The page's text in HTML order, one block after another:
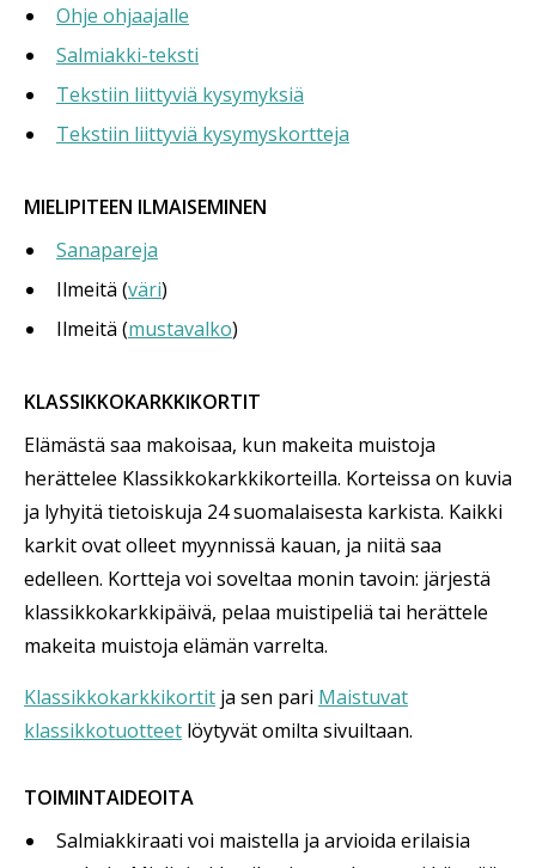
Ohje ohjaajalle
Salmiakki-teksti
Tekstiin liittyviä kysymyksiä
Tekstiin liittyviä kysymyskortteja
MIELIPITEEN ILMAISEMINEN
Sanapareja
Ilmeitä (väri)
Ilmeitä (mustavalko)
KLASSIKKOKARKKIKORTIT
Elämästä saa makoisaa, kun makeita muistoja
herättelee Klassikkokarkkikorteilla. Korteissa on kuvia
ja lyhyitä tietoiskuja 24 suomalaisesta karkista. Kaikki
karkit ovat olleet myynnissä kauan, ja niitä saa
edelleen. Kortteja voi soveltaa monin tavoin: järjestä
klassikkokarkkipäivä, pelaa muistipeliä tai herättele
makeita muistoja elämän varrelta.
Klassikkokarkkikortit ja sen pari Maistuvat
klassikkotuotteet löytyvät omilta sivuiltaan.
TOIMINTAIDEOITA
Salmiakkiraati voi maistella ja arvioida erilaisia